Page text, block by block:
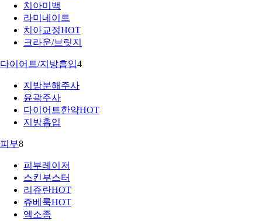
치아미백
라미네이트
치아교정HOT
크라운/브릿지
다이어트/지방흡입4
지방분해주사
윤곽주사
다이어트한약HOT
지방흡입
피부8
피부레이저
스킨부스터
리쥬란HOT
쥬베룩HOT
엑소좀